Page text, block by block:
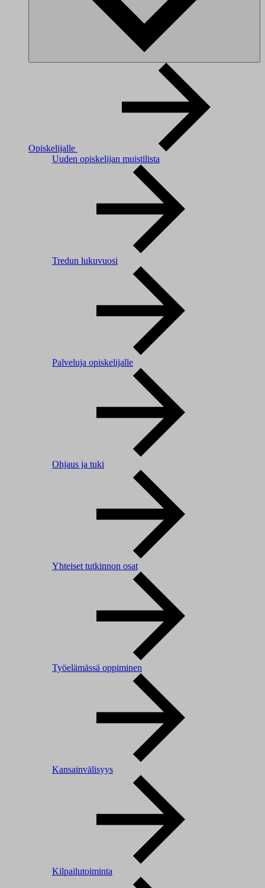
Opiskelijalle
Uuden opiskelijan muistilista
Tredun lukuvuosi
Palveluja opiskelijalle
Ohjaus ja tuki
Yhteiset tutkinnon osat
Työelämässä oppiminen
Kansainvälisyys
Kilpailutoiminta